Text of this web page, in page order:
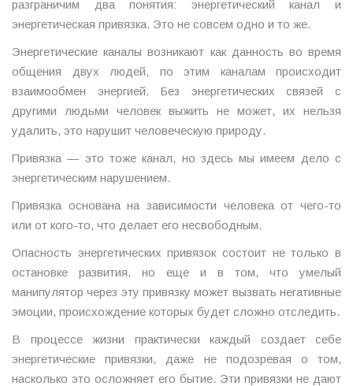
разграничим два понятия: энергетический канал и
энергетическая привязка. Это не совсем одно и то же.
Энергетические каналы возникают как данность во время
общения двух людей, по этим каналам происходит
взаимообмен энергией. Без энергетических связей с
другими людьми человек выжить не может, их нельзя
удалить, это нарушит человеческую природу.
Привязка — это тоже канал, но здесь мы имеем дело с
энергетическим нарушением.
Привязка основана на зависимости человека от чего-то
или от кого-то, что делает его несвободным.
Опасность энергетических привязок состоит не только в
остановке развития, но еще и в том, что умелый
манипулятор через эту привязку может вызвать негативные
эмоции, происхождение которых будет сложно отследить.
В процессе жизни практически каждый создает себе
энергетические привязки, даже не подозревая о том,
насколько это осложняет его бытие. Эти привязки не дают